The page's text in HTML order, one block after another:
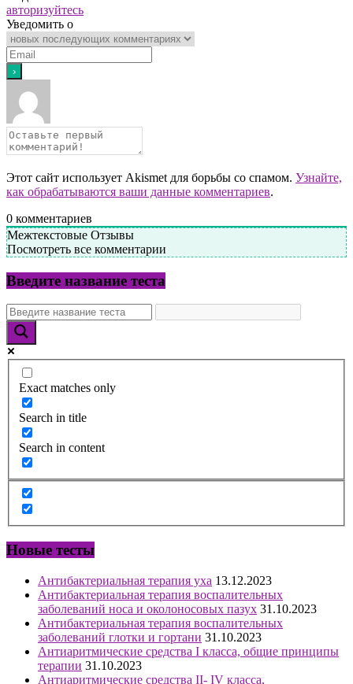
авторизуйтесь
Уведомить о
Этот сайт использует Akismet для борьбы со спамом. Узнайте,
как обрабатываются ваши данные комментариев.
0 комментариев
Межтекстовые Отзывы
Посмотреть все комментарии
Введите название теста
Exact matches only
Search in title
Search in content
Новые тесты
Антибактериальная терапия уха 13.12.2023
Антибактериальная терапия воспалительных
заболеваний носа и околоносовых пазух 31.10.2023
Антибактериальная терапия воспалительных
заболеваний глотки и гортани 31.10.2023
Антиаритмические средства I класса, общие принципы
терапии 31.10.2023
Антиаритмические средства II- IV класса,